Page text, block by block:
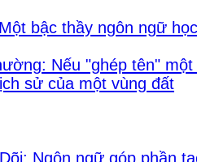
bậc thầy ngôn ngữ học
Nếu "ghép tên"
sử của một vùng đất
Ngôn ngữ góp phần